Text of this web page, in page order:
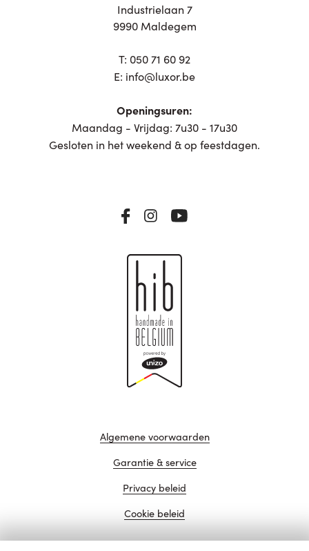
Industrielaan 7
9990 Maldegem
T: 050 71 60 92
E: info@luxor.be
Openingsuren:
Maandag - Vrijdag: 7u30 - 17u30
Gesloten in het weekend & op feestdagen.
Algemene voorwaarden
Garantie & service
Privacy beleid
Cookie beleid